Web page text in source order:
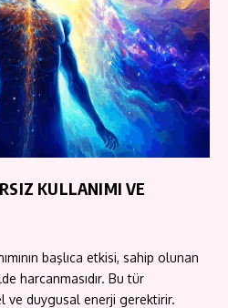
KULLANIMI VE
başlıca etkisi, sahip olunan
harcanmasıdır. Bu tür
ve duygusal enerji gerektirir.